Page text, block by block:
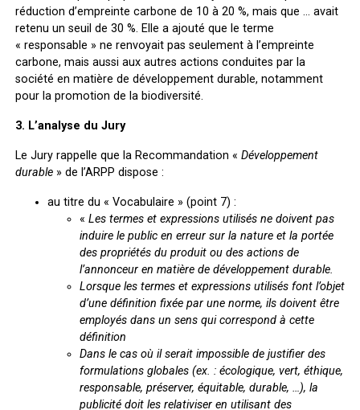
réduction d’empreinte carbone de 10 à 20 %, mais que … avait
retenu un seuil de 30 %. Elle a ajouté que le terme
« responsable » ne renvoyait pas seulement à l’empreinte
carbone, mais aussi aux autres actions conduites par la
société en matière de développement durable, notamment
pour la promotion de la biodiversité.
3. L’analyse du Jury
Le Jury rappelle que la Recommandation « Développement
durable » de l’ARPP dispose :
au titre du « Vocabulaire » (point 7) :
« Les termes et expressions utilisés ne doivent pas
induire le public en erreur sur la nature et la portée
des propriétés du produit ou des actions de
l’annonceur en matière de développement durable.
Lorsque les termes et expressions utilisés font l’objet
d’une définition fixée par une norme, ils doivent être
employés dans un sens qui correspond à cette
définition
Dans le cas où il serait impossible de justifier des
formulations globales (ex. : écologique, vert, éthique,
responsable, préserver, équitable, durable, …), la
publicité doit les relativiser en utilisant des